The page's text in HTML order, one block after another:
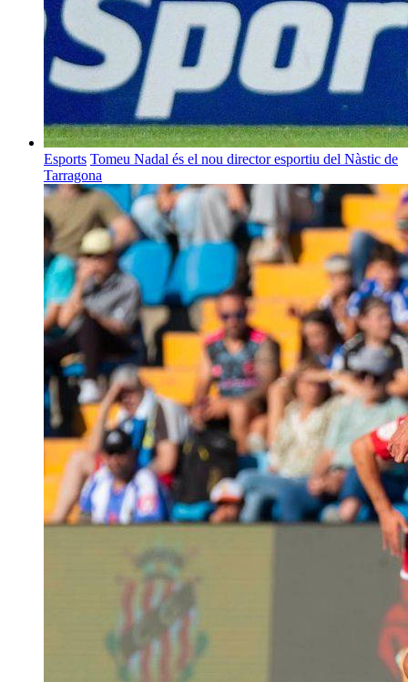
Esports Tomeu Nadal és el nou director esportiu del Nàstic de
Tarragona